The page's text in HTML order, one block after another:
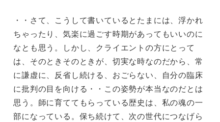
・・さて、こうして書いているとたまには、浮かれ
ちゃったり、気楽に過ごす時期があってもいいのに
なとも思う。しかし、クライエントの方にとって
は、そのときそのときが、切実な時なのだから、常
に謙虚に、反省し続ける、おごらない、自分の臨床
に批判の目を向ける・・この姿勢が本当なのだとは
思う。師に育ててもらっている歴史は、私の魂の一
部になっている。保ち続けて、次の世代につなげら